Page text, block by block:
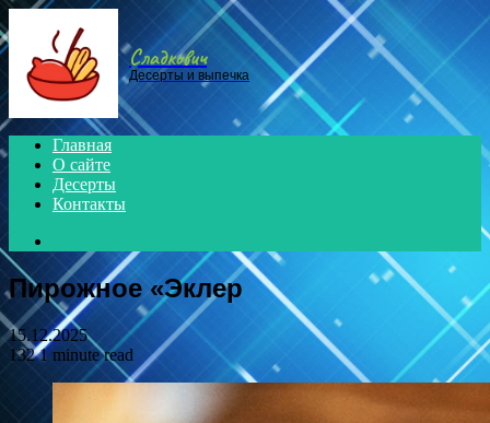
Сладкович
Десерты и выпечка
Главная
О сайте
Десерты
Контакты
Пирожное «Эклер
15.12.2025
1321 minute read